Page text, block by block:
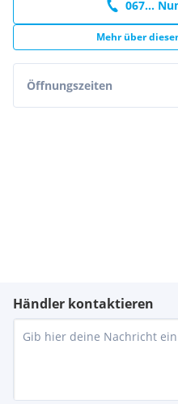
067...
Mehr über
Öffnungszeiten
Händler kontaktieren